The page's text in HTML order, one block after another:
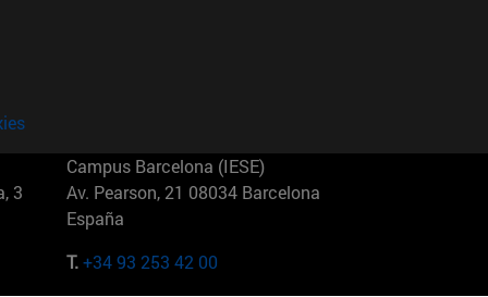
3
Campus Barcelona (IESE)
Av. Pearson, 21 08034 Barcelona
España
T.+34 93 253 42 00